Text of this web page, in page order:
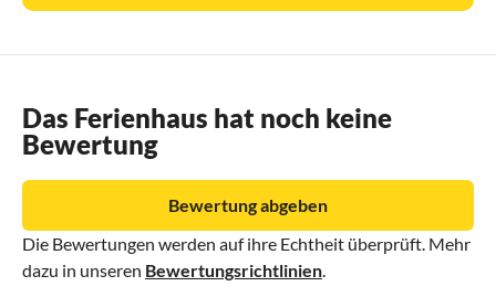
Das Ferienhaus hat noch keine
Bewertung
Die Bewertungen werden auf ihre Echtheit überprüft. Mehr
dazu in unseren Bewertungsrichtlinien
Bewertung abgeben